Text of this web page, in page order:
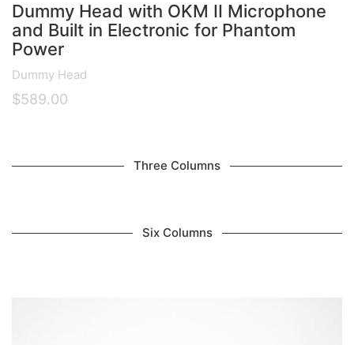
Dummy Head with OKM II Microphone
and Built in Electronic for Phantom
Power
Dummy Head
$589.00
Three Columns
Six Columns